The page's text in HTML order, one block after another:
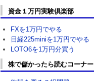
資金１万円実験倶楽部
FXを1万円でやる
日経225miniを1万円でやる
LOTO6を1万円分買う
株で儲かったら読むコーナー